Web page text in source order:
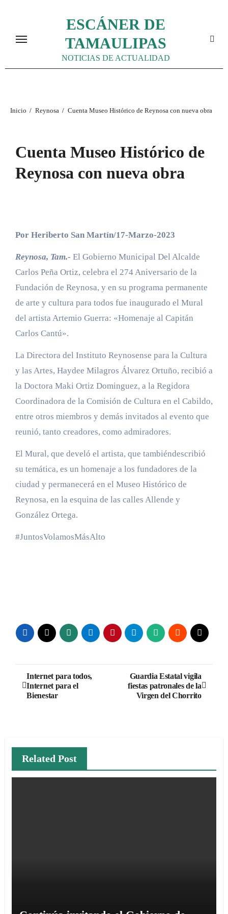
contenido
ESCÁNER DE
TAMAULIPAS
NOTICIAS DE ACTUALIDAD
Inicio Reynosa Cuenta Museo Histórico de Reynosa con nueva obra
Cuenta Museo Histórico de
Reynosa con nueva obra
Por Heriberto San Martín/17-Marzo-2023
Reynosa, Tam.- El Gobierno Municipal Del Alcalde
Carlos Peña Ortiz, celebra el 274 Aniversario de la
Fundación de Reynosa, y en su programa permanente
de arte y cultura para todos fue inaugurado el Mural
del artista Artemio Guerra: «Homenaje al Capitán
Carlos Cantú».
La Directora del Instituto Reynosense para la Cultura
y las Artes, Haydee Milagros Álvarez Ortuño, recibió a
la Doctora Maki Ortiz Dominguez, a la Regidora
Coordinadora de la Comisión de Cultura en el Cabildo,
entre otros miembros y demás invitados al evento que
reunió, tanto creadores, como admiradores.
El Mural, que develó el artista, que tambiéndescribió
su temática, es un homenaje a los fundadores de la
ciudad y permanecerá en el Museo Histórico de
Reynosa, en la esquina de las calles Allende y
González Ortega.
#JuntosVolamosMásAlto
Navegación
de
Internet para todos,
Internet para el
Bienestar
Guardia Estatal vigila
fiestas patronales de la
Virgen del Chorrito
Related Post